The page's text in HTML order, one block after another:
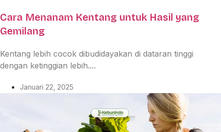
Cara Menanam Kentang untuk Hasil yang
Gemilang
Kentang lebih cocok dibudidayakan di dataran tinggi
dengan ketinggian lebih....
Januari 22, 2025